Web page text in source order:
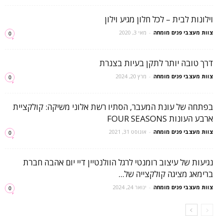
וילונות לבית – לכל חלון מגיע וילון
צוות מעצבי פנים מומחה - מאי 3, 2020 0
דרך טובה יותר לתקן בעיות בצנרת
צוות מעצבי פנים מומחה - מרץ 20, 2024 0
בפתחה של עונת המעבר, הסתיו רשת אלוני משיקה: קולקציית
ארבע העונות FOUR SEASONS
צוות מעצבי פנים מומחה - אוגוסט 31, 2021 0
נגיעות של עיצוב רומנטי לרגל הוולנטיין דיי יום אהבה חברת
ברימאג מציגה קולקצייה של...
צוות מעצבי פנים מומחה - ינואר 24, 2024 0